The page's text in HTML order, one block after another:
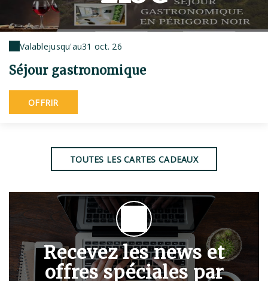
Valablejusqu'au31 oct. 26
Séjour gastronomique
OFFRIR
TOUTES LES CARTES CADEAUX
Recevez les news et
offres spéciales par